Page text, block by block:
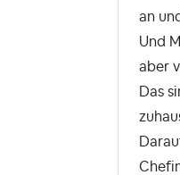
an
Und
aber
Das